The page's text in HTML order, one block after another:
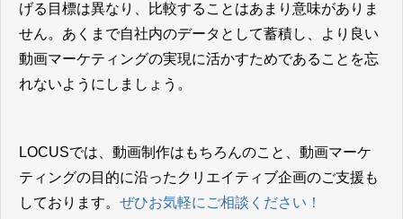
げる目標は異なり、比較することはあまり意味がありま
せん。あくまで自社内のデータとして蓄積し、より良い
動画マーケティングの実現に活かすためであることを忘
れないようにしましょう。
LOCUSでは、動画制作はもちろんのこと、動画マーケ
ティングの目的に沿ったクリエイティブ企画のご支援も
しております。 ぜひお気軽にご相談ください！